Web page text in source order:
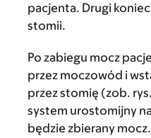
pacjenta. Drugi
stomii.
Po zabiegu mocz
przez moczowód i
przez stomię (zob.
system urostomijny
będzie zbierany